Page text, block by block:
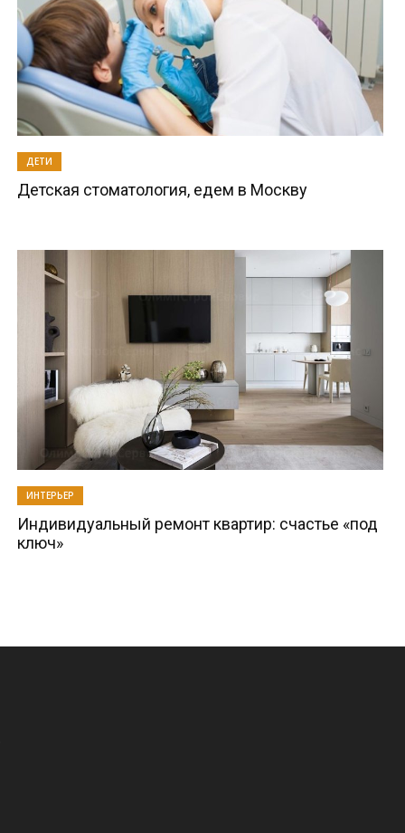
ДЕТИ
Детская стоматология, едем в Москву
ИНТЕРЬЕР
Индивидуальный ремонт квартир: счастье «под
ключ»